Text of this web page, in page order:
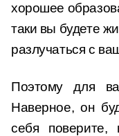
хорошее
таки вы будете
разлучаться с
Поэтому для
Наверное, он
себя